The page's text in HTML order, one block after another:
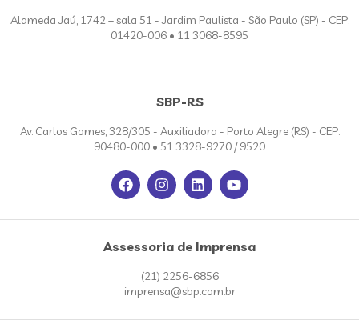
Alameda Jaú, 1742 – sala 51 - Jardim Paulista - São Paulo (SP) - CEP:
01420-006 • 11 3068-8595
SBP-RS
Av. Carlos Gomes, 328/305 - Auxiliadora - Porto Alegre (RS) - CEP:
90480-000 • 51 3328-9270 / 9520
Assessoria de Imprensa
(21) 2256-6856
imprensa@sbp.com.br